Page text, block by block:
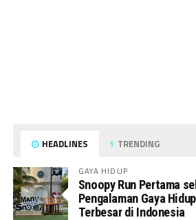
HEADLINES TRENDING
GAYA HIDUP
Snoopy Run Pertama
Pengalaman Gaya
Terbesar di Indonesia